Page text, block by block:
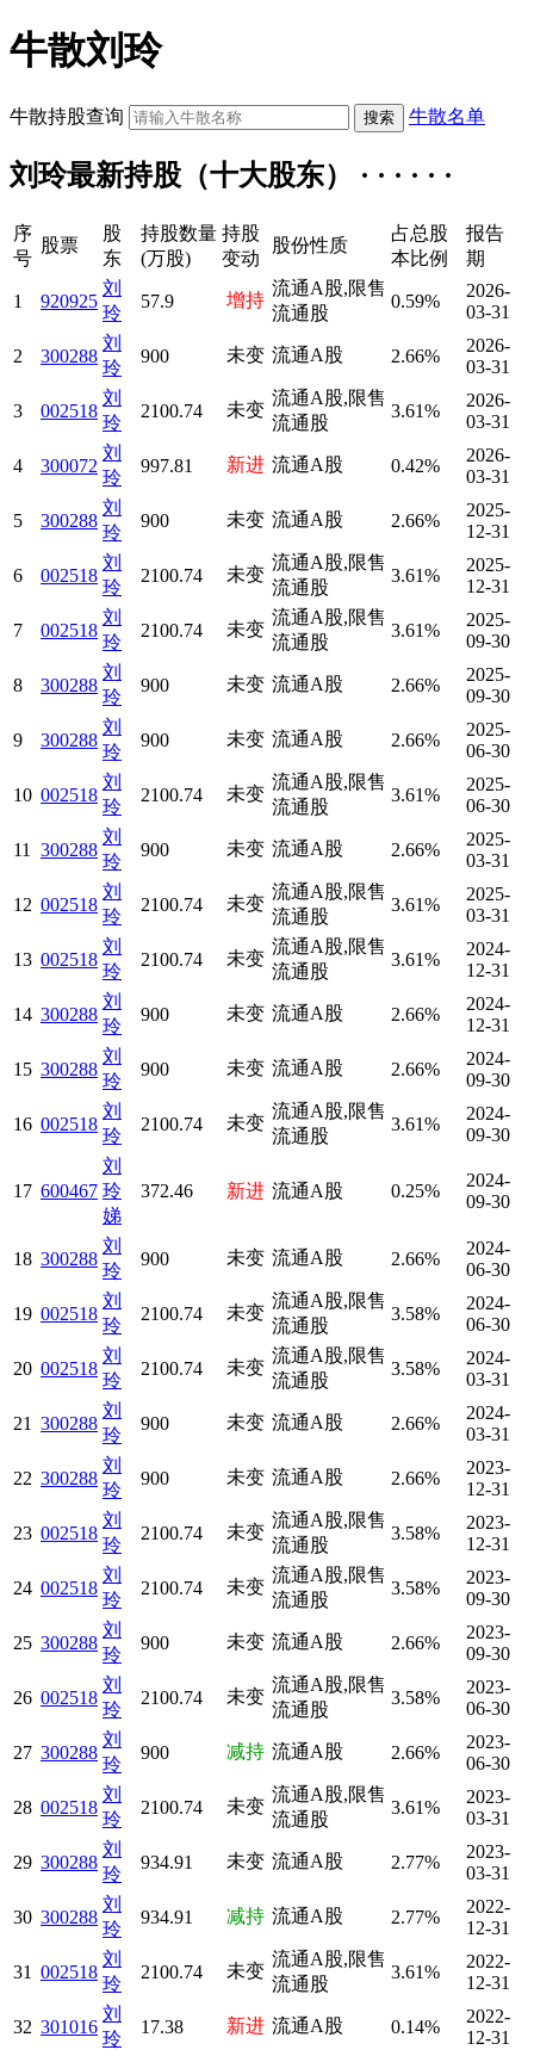
牛散刘玲
牛散持股查询 牛散名单
刘玲最新持股（十大股东） · · · · · ·
序
号
股票
股
东
持股数量
(万股)
持股
变动
股份性质
占总股
本比例
报告
期
1 920925
刘
玲
57.9 增持
流通A股,限售
流通股
0.59%
2026-
03-31
2 300288
刘
玲
900 未变 流通A股 2.66%
2026-
03-31
3 002518
刘
玲
2100.74 未变
流通A股,限售
流通股
3.61%
2026-
03-31
4 300072
刘
玲
997.81 新进 流通A股 0.42%
2026-
03-31
5 300288
刘
玲
900 未变 流通A股 2.66%
2025-
12-31
6 002518
刘
玲
2100.74 未变
流通A股,限售
流通股
3.61%
2025-
12-31
7 002518
刘
玲
2100.74 未变
流通A股,限售
流通股
3.61%
2025-
09-30
8 300288
刘
玲
900 未变 流通A股 2.66%
2025-
09-30
9 300288
刘
玲
900 未变 流通A股 2.66%
2025-
06-30
10 002518
刘
玲
2100.74 未变
流通A股,限售
流通股
3.61%
2025-
06-30
11 300288
刘
玲
900 未变 流通A股 2.66%
2025-
03-31
12 002518
刘
玲
2100.74 未变
流通A股,限售
流通股
3.61%
2025-
03-31
13 002518
刘
玲
2100.74 未变
流通A股,限售
流通股
3.61%
2024-
12-31
14 300288
刘
玲
900 未变 流通A股 2.66%
2024-
12-31
15 300288
刘
玲
900 未变 流通A股 2.66%
2024-
09-30
16 002518
刘
玲
2100.74 未变
流通A股,限售
流通股
3.61%
2024-
09-30
17 600467
刘
玲
娣
372.46 新进 流通A股 0.25%
2024-
09-30
18 300288
刘
玲
900 未变 流通A股 2.66%
2024-
06-30
19 002518
刘
玲
2100.74 未变
流通A股,限售
流通股
3.58%
2024-
06-30
20 002518
刘
玲
2100.74 未变
流通A股,限售
流通股
3.58%
2024-
03-31
21 300288
刘
玲
900 未变 流通A股 2.66%
2024-
03-31
22 300288
刘
玲
900 未变 流通A股 2.66%
2023-
12-31
23 002518
刘
玲
2100.74 未变
流通A股,限售
流通股
3.58%
2023-
12-31
24 002518
刘
玲
2100.74 未变
流通A股,限售
流通股
3.58%
2023-
09-30
25 300288
刘
玲
900 未变 流通A股 2.66%
2023-
09-30
26 002518
刘
玲
2100.74 未变
流通A股,限售
流通股
3.58%
2023-
06-30
27 300288
刘
玲
900 减持 流通A股 2.66%
2023-
06-30
28 002518
刘
玲
2100.74 未变
流通A股,限售
流通股
3.61%
2023-
03-31
29 300288
刘
玲
934.91 未变 流通A股 2.77%
2023-
03-31
30 300288
刘
玲
934.91 减持 流通A股 2.77%
2022-
12-31
31 002518
刘
玲
2100.74 未变
流通A股,限售
流通股
3.61%
2022-
12-31
32 301016
刘
玲
17.38 新进 流通A股 0.14%
2022-
12-31